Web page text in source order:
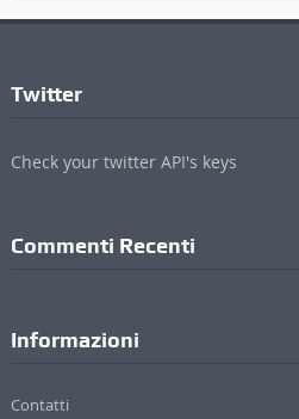
Commenti Recenti
Contatti
Cookie Policy